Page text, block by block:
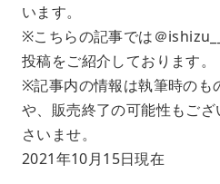
います。
※こちらの記事では＠
投稿をご紹介しております。
※記事内の情報は執筆時のも
や、販売終了の可能性もご
さいませ。
2021年10月15日現在